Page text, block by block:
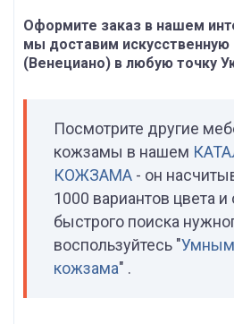
Оформите заказ в нашем
мы доставим
(Венециано) в любую точку
Посмотрите другие
кожзамы в нашем
КОЖЗАМА - он
1000 вариантов цвета и
быстрого поиска
воспользуйтесь "
кожзама" .